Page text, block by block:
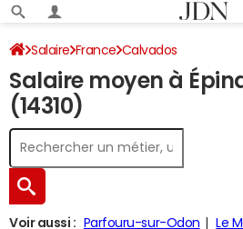
Salaire France Calvados
Salaire moyen à
(14310)
Voir aussi : Parfouru-sur-Odon Le